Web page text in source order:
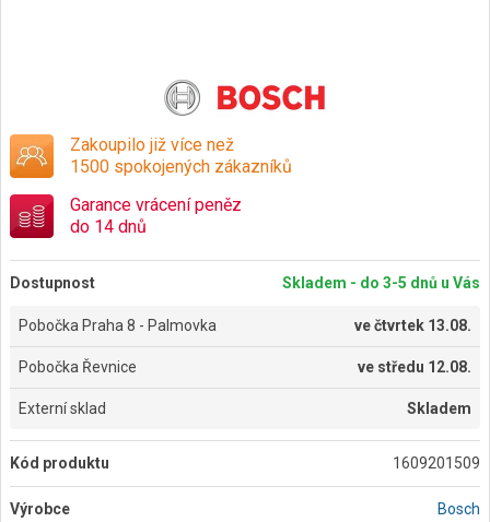
Zakoupilo již více než
1500 spokojených zákazníků
Garance vrácení peněz
do 14 dnů
Dostupnost Skladem - do 3-5 dnů u Vás
Pobočka Praha 8 - Palmovka večtvrtek 13.08.
Pobočka Řevnice ve středu 12.08.
Externí sklad Skladem
Kód produktu 1609201509
Výrobce Bosch